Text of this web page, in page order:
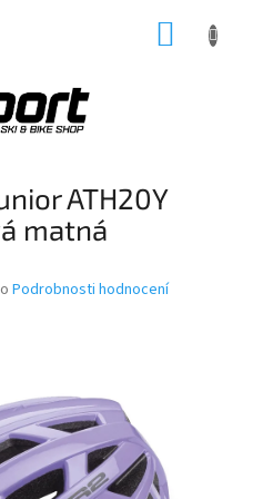
ATH20Y
matná
Podrobnosti hodnocení